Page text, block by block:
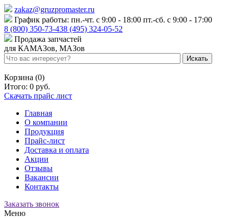
zakaz@gruzpromaster.ru
График работы: пн.-чт. с 9:00 - 18:00 пт.-сб. с 9:00 - 17:00
8 (800) 350-73-438 (495) 324-05-52
Продажа запчастей
для КАМАЗов, МАЗов
Корзина (0)
Итого: 0 руб.
Скачать прайс лист
Главная
О компании
Продукция
Прайс-лист
Доставка и оплата
Акции
Отзывы
Вакансии
Контакты
Заказать звонок
Меню